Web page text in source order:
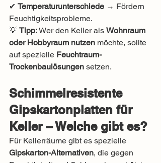
✔ Temperaturunterschiede → Fördern
Feuchtigkeitsprobleme.
💡 Tipp: Wer den Keller als Wohnraum
oder Hobbyraum nutzen möchte, sollte
auf spezielle Feuchtraum-
Trockenbaulösungen setzen.
Schimmelresistente
Gipskartonplatten für
Keller – Welche gibt es?
Für Kellerräume gibt es spezielle
Gipskarton-Alternativen, die gegen